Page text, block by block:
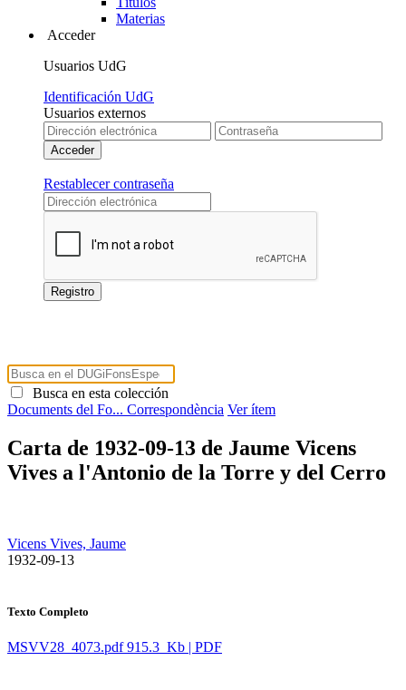
Materias
Acceder
Usuarios UdG
Identificación UdG
Usuarios externos
Restablecer contraseña
Busca en esta colección
Documents del Fo... Correspondència Ver ítem
Carta de 1932-09-13 de Jaume Vicens
Vives a l'Antonio de la Torre y del Cerro
Vicens Vives, Jaume
​ 1932-09-13
Texto Completo
MSVV28_4073.pdf 915.3 Kb | PDF